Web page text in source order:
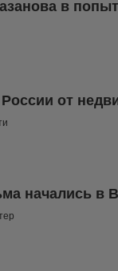
в
от
начались в